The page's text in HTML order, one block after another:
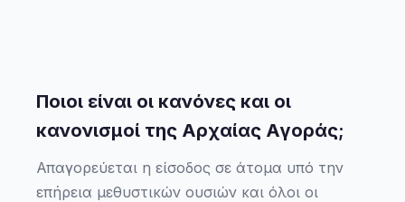
Ποιοι είναι οι κανόνες και οι
κανονισμοί της Αρχαίας Αγοράς;
Απαγορεύεται η είσοδος σε άτομα υπό την
επήρεια μεθυστικών ουσιών και όλοι οι